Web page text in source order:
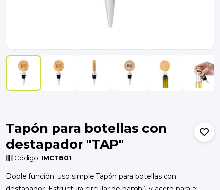
Tapón para botellas con
destapador "TAP"
Código: IMCT801
Doble función, uso simple.Tapón para botellas con